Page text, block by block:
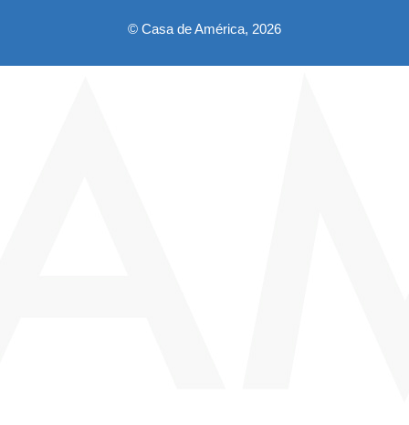
© Casa de América, 2026